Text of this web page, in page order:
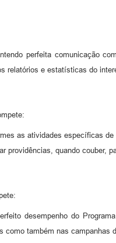
perfeita comunicação
relatórios e estatísticas do
as atividades específicas
providências, quando couber,
desempenho do
também nas campanhas